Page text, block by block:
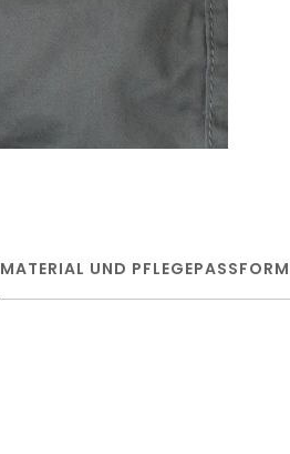
MATERIAL UND PFLEGEPASSFORM